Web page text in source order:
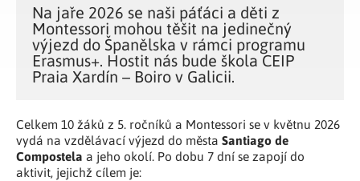
Na jaře 2026 se naši páťáci a děti z
Montessori mohou těšit na jedinečný
výjezd do Španělska v rámci programu
Erasmus+. Hostit nás bude škola CEIP
Praia Xardín – Boiro v Galicii.
Celkem 10 žáků z 5. ročníků a Montessori se v květnu 2026
vydá na vzdělávací výjezd do města Santiago de
Compostela a jeho okolí. Po dobu 7 dní se zapojí do
aktivit, jejichž cílem je: